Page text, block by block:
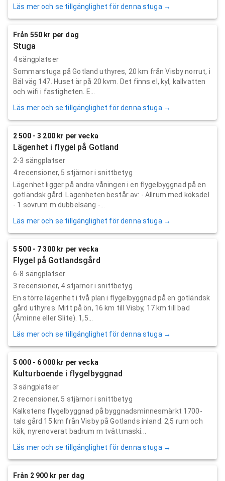
Läs mer och se tillgänglighet för denna stuga →
Från 550 kr per dag
Stuga
4 sängplatser
Sommarstuga på Gotland uthyres, 20 km från Visby norrut, i
Bäl väg 147. Huset är på 20 kvm. Det finns el, kyl, kallvatten
och wifi i fastigheten. E...
Läs mer och se tillgänglighet för denna stuga →
2 500 - 3 200 kr per vecka
Lägenhet i flygel på Gotland
2-3 sängplatser
4recensioner, 5 stjärnor i snittbetyg
Lägenhet ligger på andra våningen i en flygelbyggnad på en
gotländsk gård. Lägenheten består av: - Allrum med köksdel
- 1 sovrum m dubbelsäng -...
Läs mer och se tillgänglighet för denna stuga →
5 500 - 7 300 kr per vecka
Flygel på Gotlandsgård
6-8 sängplatser
3 recensioner, 4 stjärnor i snittbetyg
En större lägenhet i två plan i flygelbyggnad på en gotländsk
gård uthyres. Mitt på ön, 16 km till Visby, 17 km till bad
(Åminne eller Slite). 1,5...
Läs mer och se tillgänglighet för denna stuga →
5 000 - 6 000 kr per vecka
Kulturboende i flygelbyggnad
3 sängplatser
2 recensioner, 5 stjärnor i snittbetyg
Kalkstens flygelbyggnad på byggnadsminnesmärkt 1700-
tals gård 15 km från Visby på Gotlands inland. 2,5 rum och
kök, nyrenoverat badrum m tvättmaski...
Läs mer och se tillgänglighet för denna stuga →
Från 2 900 kr per dag